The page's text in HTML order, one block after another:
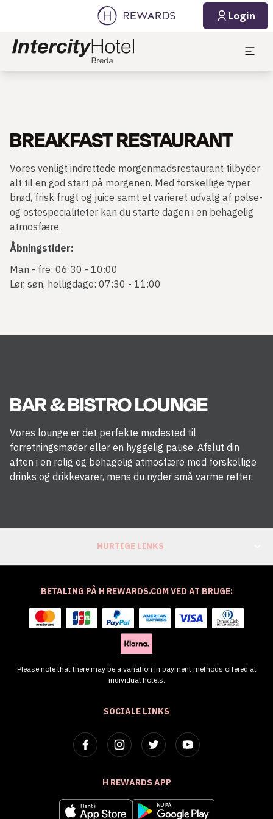
Login
BREAKFAST RESTAURANT
Vores venligt indrettede morgenmadsrestaurant tilbyder
alt til en god start på morgenen. Med forskellige typer
brød, frisk frugt og juice samt et varieret udvalg af pølse-
og ostespecialiteter kan du starte dagen i en behagelig
atmosfære.
Åbningstider:
Man - fre: 06:30 - 10:00
Lør, søn, helligdage: 07:30 - 11:00
BAR & BISTRO LOUNGE
Vores lounge er det perfekte mødested til
forretningsmøder eller en hyggelig pause. Afslut din
aften i en rolig og behagelig atmosfære med forskellige
drinks og drikkevarer, mens du nyder små varme retter.
HURTIGE LINKS
SOCIALE LINKS
H REWARDS APP
BETALING PÅ H REWARDS.COM VED AT BRUGE:
Please note that there may be a variation in payment methods offered at
individual hotels.